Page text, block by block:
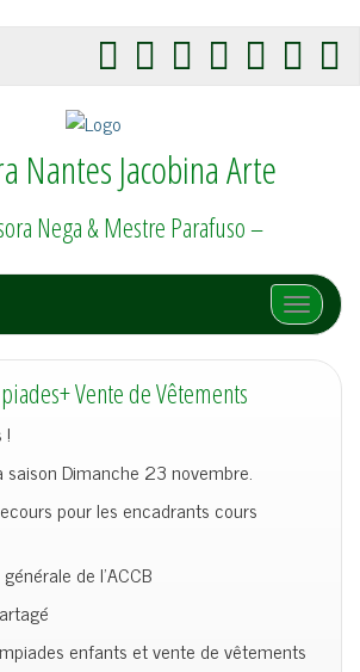
Nantes Jacobina Arte
Nega & Mestre Parafuso –
Afficher/
Vente de Vêtements
!
saison Dimanche 23 novembre.
pour les encadrants cours
de l’ACCB
enfants et vente de vêtements